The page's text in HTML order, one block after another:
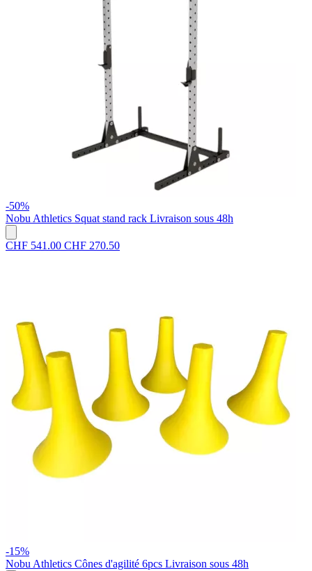
-50%
Nobu Athletics Squat stand rack Livraison sous 48h
CHF 541.00 CHF 270.50
-15%
Nobu Athletics Cônes d'agilité 6pcs Livraison sous 48h